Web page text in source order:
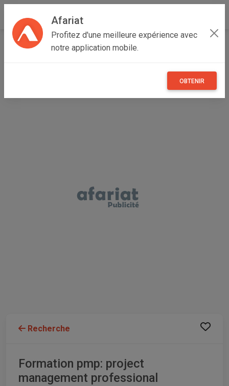
Afariat
Profitez d'une meilleure expérience avec
notre application mobile.
OBTENIR
Accueil Emploi, affaires et services
Formation PMP: Project Management Professional
Recherche
Formation pmp: project
management professional